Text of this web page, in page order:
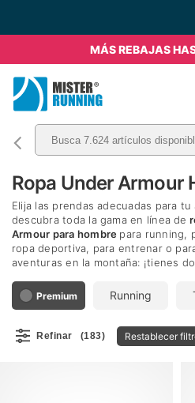
MÁS REBAJAS
Ropa Under Armour
Elija las prendas adecuadas para tu
descubra toda la gama en línea de
Armour para hombre para running,
ropa deportiva, para entrenar o
aventuras en la montaña: ¡tienes
Premium Running
Refinar (183) Restablecer